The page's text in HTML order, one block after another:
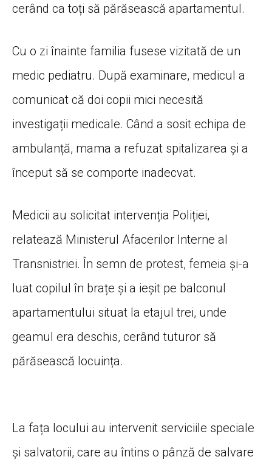
cerând ca toți să părăsească apartamentul.
Cu o zi înainte familia fusese vizitată de un
medic pediatru. După examinare, medicul a
comunicat că doi copii mici necesită
investigații medicale. Când a sosit echipa de
ambulanță, mama a refuzat spitalizarea și a
început să se comporte inadecvat.
Medicii au solicitat intervenția Poliției,
relatează Ministerul Afacerilor Interne al
Transnistriei. În semn de protest, femeia și-a
luat copilul în brațe și a ieșit pe balconul
apartamentului situat la etajul trei, unde
geamul era deschis, cerând tuturor să
părăsească locuința.
La fața locului au intervenit serviciile speciale
și salvatorii, care au întins o pânză de salvare